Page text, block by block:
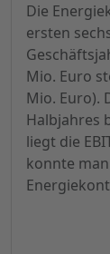
Die
ersten
Mio. Euro
Mio. Euro).
Halbjahres
liegt die
konnte